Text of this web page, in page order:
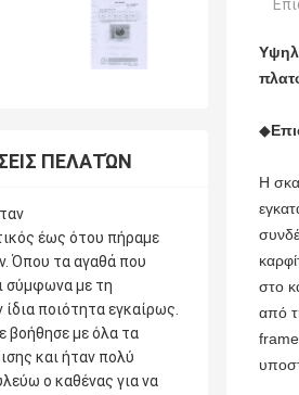
ΠΕΛΑΤΏΝ
έως ότου πήραμε
Όπου τα αγαθά που
σύμφωνα με τη
ποιότητα εγκαίρως.
βοήθησε με όλα τα
και ήταν πολύ
ο καθένας για να
◆
Η
στο
από